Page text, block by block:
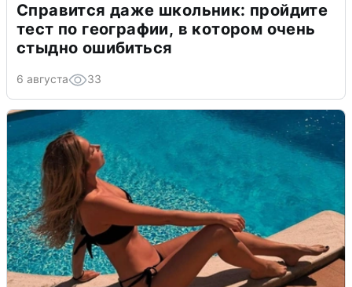
Справится даже школьник: пройдите
тест по географии, в котором очень
стыдно ошибиться
6 августа 33